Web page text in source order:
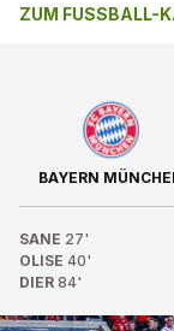
ZUM FUSSBALL-
BAYERN
SANE 27'
OLISE 40'
DIER 84'